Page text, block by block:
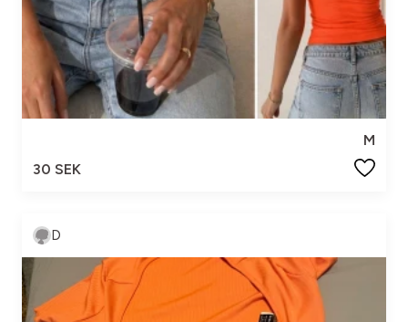
M
30 SEK
D